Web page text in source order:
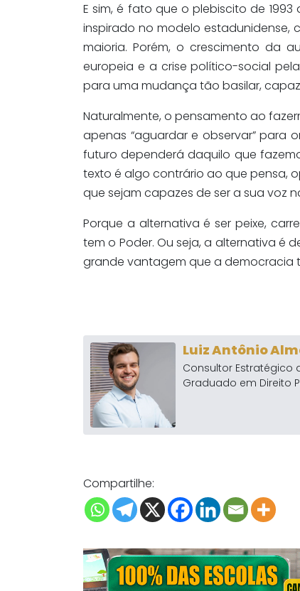
E sim, é fato que o plebiscito de 1993
inspirado no modelo estadunidense,
maioria. Porém, o crescimento da
europeia e a crise político-social
para uma mudança tão basilar,
Naturalmente, o pensamento ao
apenas “aguardar e observar” para
futuro dependerá daquilo que
texto é algo contrário ao que pensa,
que sejam capazes de ser a sua voz
Porque a alternativa é ser peixe,
tem o Poder. Ou seja, a alternativa é
grande vantagem que a democracia
Luiz Antônio
Consultor Estratégico
Graduado em Direito
Compartilhe: